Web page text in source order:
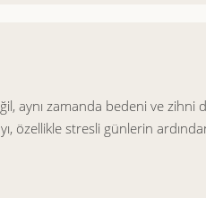
aynı zamanda bedeni ve zihni
özellikle stresli günlerin